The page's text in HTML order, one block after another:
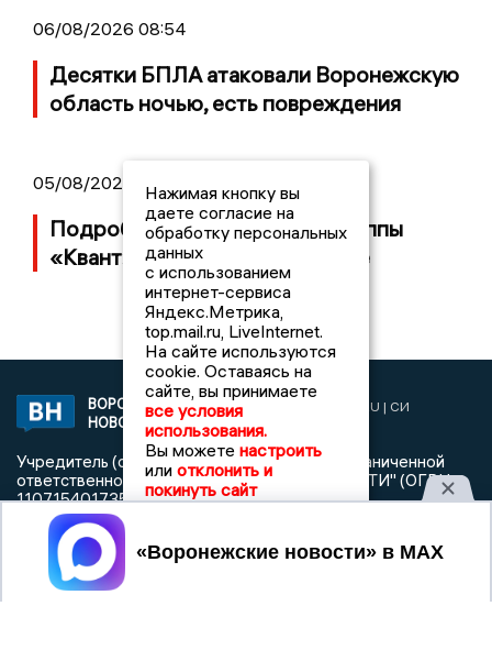
06/08/2026 08:54
Десятки БПЛА атаковали Воронежскую
область ночью, есть повреждения
05/08/2026 14:40
Подробности банкротства группы
«Квант» с заводом в Воронеже
ВОРОНЕЖСКИЕ
НОВОСТИ
2019 © VORONEZHNEWS.RU | СИ
«Воронежские новости»
Учредитель (соучредители): Общество с ограниченной
ответственностью "РЕГИОНАЛЬНЫЕ НОВОСТИ" (ОГРН
1107154017354)
Главный редактор: Пирогов А.А.
Телефон редакции: +7 (473) 262 77 92
Электронная почта редакции:
Нажимая кнопку вы
даете согласие на
обработку персональных
данных
с использованием
интернет-сервиса
Яндекс.Метрика,
top.mail.ru, LiveInternet.
На сайте используются
cookie. Оставаясь на
сайте, вы принимаете
все условия
использования.
Вы можете настроить
или отклонить и
покинуть сайт
Принять